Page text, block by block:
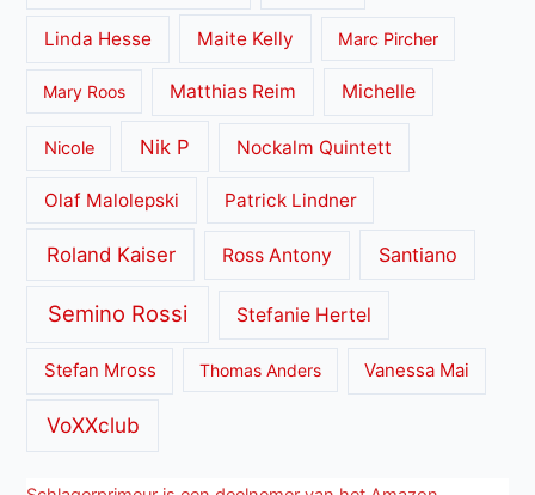
Linda Hesse Maite Kelly Marc Pircher
Mary Roos Matthias Reim Michelle
Nicole Nik P Nockalm Quintett
Olaf Malolepski Patrick Lindner
Roland Kaiser Ross Antony Santiano
Semino Rossi Stefanie Hertel
Stefan Mross Thomas Anders Vanessa Mai
VoXXclub